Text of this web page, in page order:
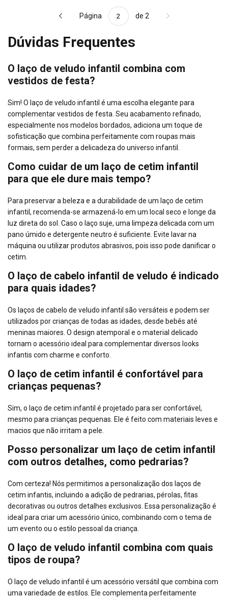
Página de 2
Dúvidas Frequentes
O laço de veludo infantil combina com
vestidos de festa?
Sim! O laço de veludo infantil é uma escolha elegante para
complementar vestidos de festa. Seu acabamento refinado,
especialmente nos modelos bordados, adiciona um toque de
sofisticação que combina perfeitamente com roupas mais
formais, sem perder a delicadeza do universo infantil.
Como cuidar de um laço de cetim infantil
para que ele dure mais tempo?
Para preservar a beleza e a durabilidade de um laço de cetim
infantil, recomenda-se armazená-lo em um local seco e longe da
luz direta do sol. Caso o laço suje, uma limpeza delicada com um
pano úmido e detergente neutro é suficiente. Evite lavar na
máquina ou utilizar produtos abrasivos, pois isso pode danificar o
cetim.
O laço de cabelo infantil de veludo é indicado
para quais idades?
Os laços de cabelo de veludo infantil são versáteis e podem ser
utilizados por crianças de todas as idades, desde bebês até
meninas maiores. O design atemporal e o material delicado
tornam o acessório ideal para complementar diversos looks
infantis com charme e conforto.
O laço de cetim infantil é confortável para
crianças pequenas?
Sim, o laço de cetim infantil é projetado para ser confortável,
mesmo para crianças pequenas. Ele é feito com materiais leves e
macios que não irritam a pele.
Posso personalizar um laço de cetim infantil
com outros detalhes, como pedrarias?
Com certeza! Nós permitimos a personalização dos laços de
cetim infantis, incluindo a adição de pedrarias, pérolas, fitas
decorativas ou outros detalhes exclusivos. Essa personalização é
ideal para criar um acessório único, combinando com o tema de
um evento ou o estilo pessoal da criança.
O laço de veludo infantil combina com quais
tipos de roupa?
O laço de veludo infantil é um acessório versátil que combina com
uma variedade de estilos. Ele complementa perfeitamente